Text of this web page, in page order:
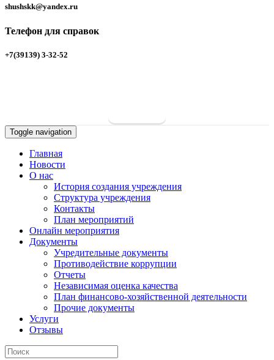
shushskk@yandex.ru
Телефон для справок
+7(39139) 3-32-52
Toggle navigation
Главная
Новости
О нас
История создания учреждения
Структура учреждения
Контакты
План мероприятий
Онлайн мероприятия
Документы
Учредительные документы
Противодействие коррупции
Отчеты
Независимая оценка качества
План финансово-хозяйственной деятельности
Прочие документы
Услуги
Отзывы